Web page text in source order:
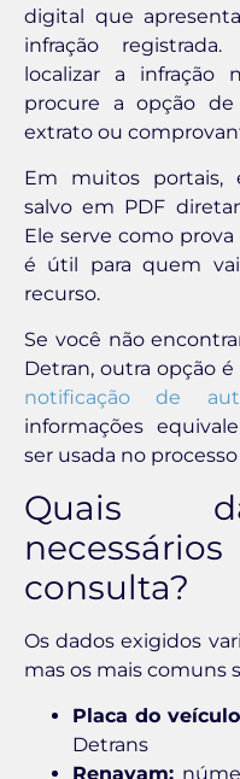
digital que
infração
localizar a infração
procure a opção
extrato ou
Em muitos portais,
salvo em PDF
Ele serve como
é útil para quem
recurso.
Se você não
Detran, outra opção é
notificação de
informações
ser usada no
Quais
consulta?
Os dados exigidos
mas os mais comuns
Placa do
Detrans
Renavam: